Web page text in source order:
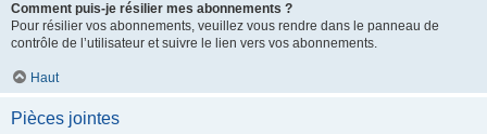
Comment puis-je résilier mes abonnements ?
Pour résilier vos abonnements, veuillez vous rendre dans le panneau de
contrôle de l’utilisateur et suivre le lien vers vos abonnements.
Haut
Pièces jointes